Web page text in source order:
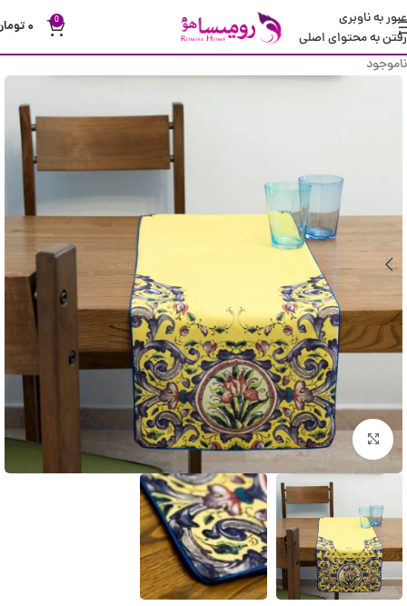
عبور به ناوبری
رفتن به محتوای اصلی
0 ۰
ناموجود
بزرگنمایی تصویر